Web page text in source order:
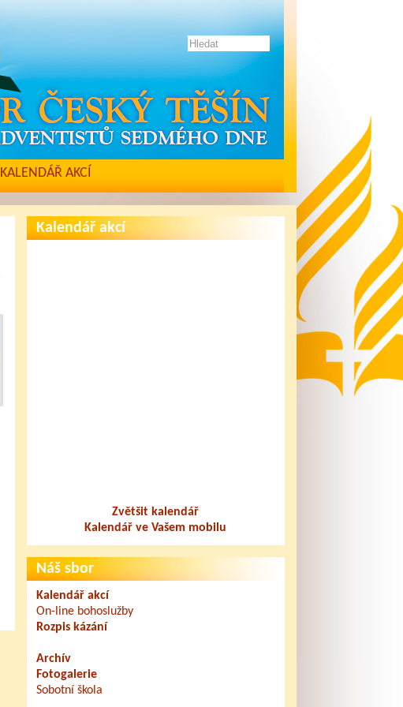
KALENDÁŘ AKCÍ
Kalendář akcí
Zvětšit kalendář
Kalendář ve Vašem mobilu
Náš sbor
Kalendář akcí
On-line bohoslužby
Rozpis kázání
Archív
Fotogalerie
Sobotní škola